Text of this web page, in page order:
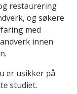
restaurering
og søkere
med
innen
er usikker på
studiet.